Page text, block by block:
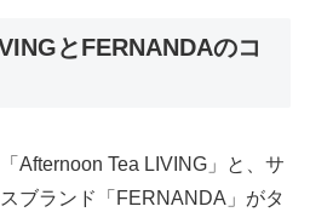
とFERNANDAのコ
Afternoon Tea LIVING」と、サ
ブランド「FERNANDA」がタ